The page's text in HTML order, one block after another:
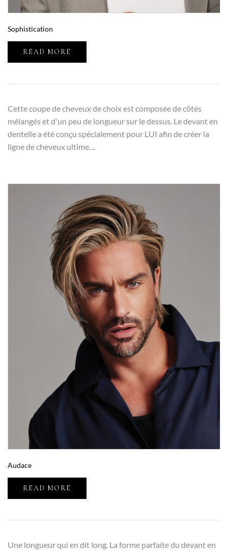
Sophistication
READ MORE
Cette coupe de cheveux de choix est composée de côtés
mélangés et d'un peu de longueur sur le dessus. Le devant en
dentelle a été conçu spécialement pour LUI afin de créer la
ligne de cheveux ultime....
Audace
READ MORE
Une longueur qui en dit long. La forme parfaite du devant en